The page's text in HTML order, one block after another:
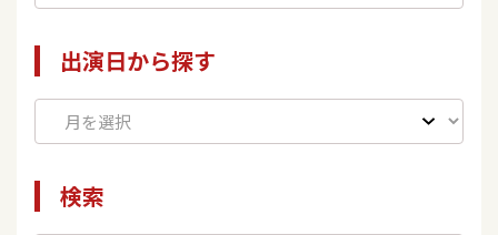
出演日から探す
検索